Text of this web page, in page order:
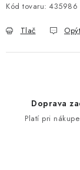
Kód tovaru: 435986
Tlač
Doprava
Platí pri